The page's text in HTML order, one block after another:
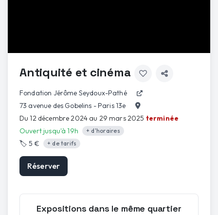
Antiquité et cinéma
Fondation Jérôme Seydoux-Pathé
73 avenue des Gobelins - Paris 13e
Du 12 décembre 2024 au 29 mars 2025 terminée
Ouvert jusqu'à 19h
+ d'horaires
🏷️5 € + de tarifs
Réserver
Expositions dans le même quartier